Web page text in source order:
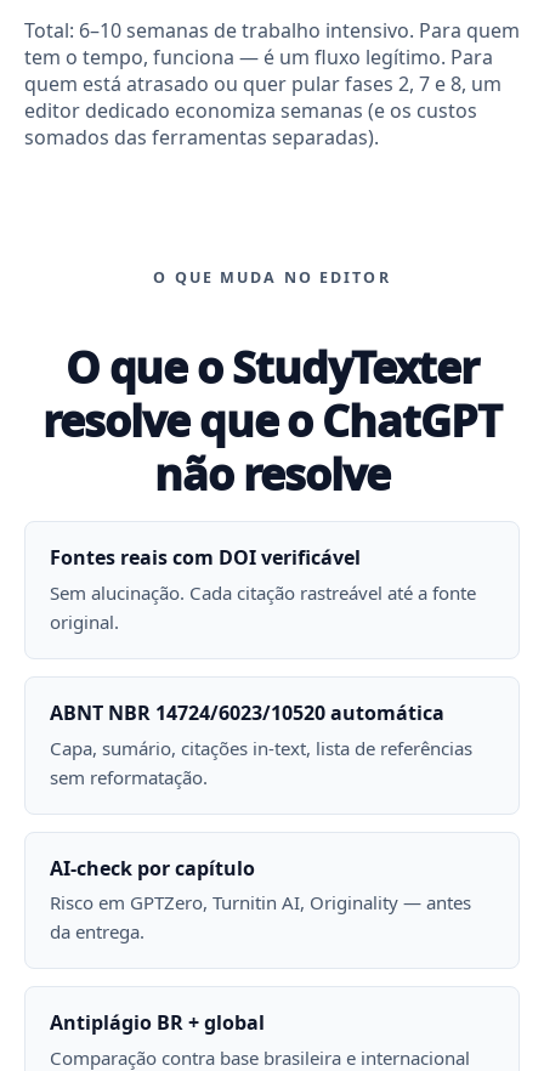
Total: 6–10 semanas de trabalho intensivo. Para quem
tem o tempo, funciona — é um fluxo legítimo. Para
quem está atrasado ou quer pular fases 2, 7 e 8, um
editor dedicado economiza semanas (e os custos
somados das ferramentas separadas).
O QUE MUDA NO EDITOR
O que o StudyTexter
resolve que o ChatGPT
não resolve
Fontes reais com DOI verificável
Sem alucinação. Cada citação rastreável até a fonte
original.
ABNT NBR 14724/6023/10520 automática
Capa, sumário, citações in-text, lista de referências
sem reformatação.
AI-check por capítulo
Risco em GPTZero, Turnitin AI, Originality — antes
da entrega.
Antiplágio BR + global
Comparação contra base brasileira e internacional